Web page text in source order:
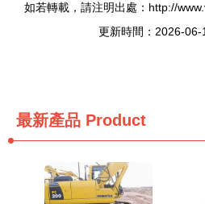
如若轉載，請注明出處：http://
更新時間：2026-
最新產品 Product